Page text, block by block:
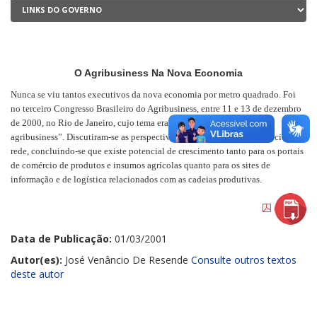
O Agribusiness Na Nova Economia
Nunca se viu tantos executivos da nova economia por metro quadrado. Foi
no terceiro Congresso Brasileiro do Agribusiness, entre 11 e 13 de dezembro
de 2000, no Rio de Janeiro, cujo tema era “O impacto da internet no
agribusiness”. Discutiram-se as perspectivas e oportunidades de negócios na
rede, concluindo-se que existe potencial de crescimento tanto para os portais
de comércio de produtos e insumos agrícolas quanto para os sites de
informação e de logística relacionados com as cadeias produtivas.
Data de Publicação: 01/03/2001
Autor(es): José Venâncio De Resende Consulte outros textos
deste autor